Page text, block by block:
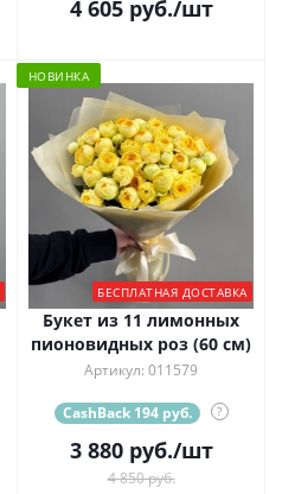
4 605руб./шт
НОВИНКА
БЕСПЛАТНАЯ ДОСТАВКА
Букет из 11 лимонных
пионовидных роз (60 см)
Артикул: 011579
CashBack 194 руб. ?
3 880руб./шт
4 850 руб.